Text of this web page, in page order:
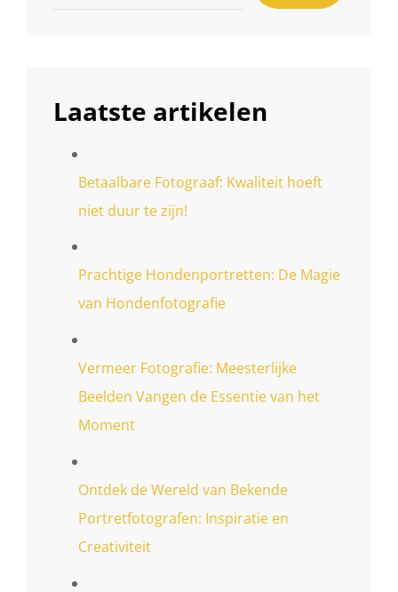
Laatste artikelen
Betaalbare Fotograaf: Kwaliteit hoeft
niet duur te zijn!
Prachtige Hondenportretten: De Magie
van Hondenfotografie
Vermeer Fotografie: Meesterlijke
Beelden Vangen de Essentie van het
Moment
Ontdek de Wereld van Bekende
Portretfotografen: Inspiratie en
Creativiteit